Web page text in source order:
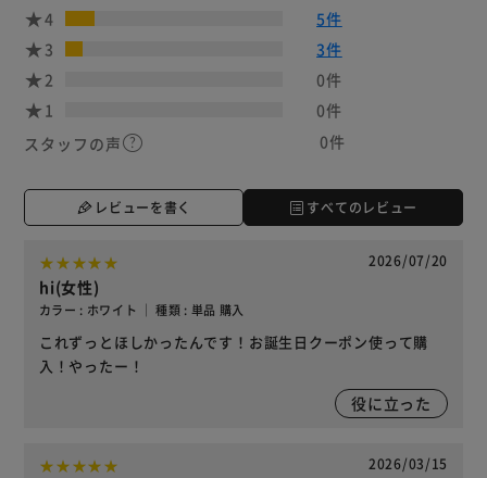
4
5件
3
3件
2
0件
1
0件
スタッフの声
0件
レビューを書く すべてのレビュー
2026/07/20
hi(女性)
カラー : ホワイト ｜ 種類 : 単品 購入
これずっとほしかったんです！お誕生日クーポン使って購
入！やったー！
役に立った
2026/03/15